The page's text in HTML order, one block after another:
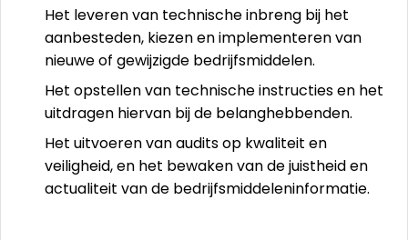
Het leveren van technische inbreng bij het
aanbesteden, kiezen en implementeren van
nieuwe of gewijzigde bedrijfsmiddelen.
Het opstellen van technische instructies en het
uitdragen hiervan bij de belanghebbenden.
Het uitvoeren van audits op kwaliteit en
veiligheid, en het bewaken van de juistheid en
actualiteit van de bedrijfsmiddeleninformatie.